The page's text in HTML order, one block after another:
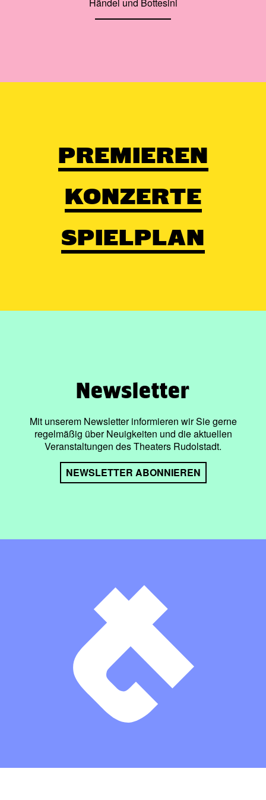
Händel und Bottesini
PREMIEREN
KONZERTE
SPIELPLAN
Newsletter
Mit unserem Newsletter informieren wir Sie gerne
regelmäßig über Neuigkeiten und die aktuellen
Veranstaltungen des Theaters Rudolstadt.
NEWSLETTER ABONNIEREN